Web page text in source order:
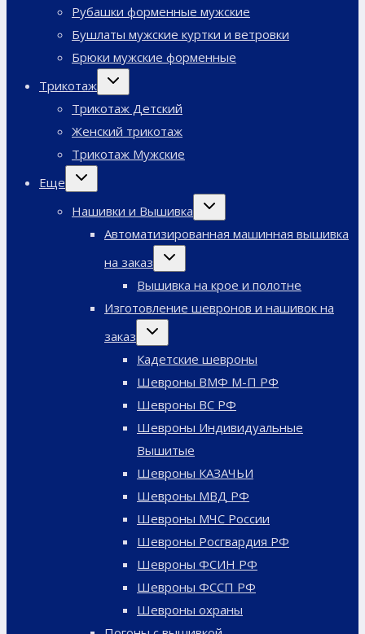
Рубашки форменные мужские
Бушлаты мужские куртки и ветровки
Брюки мужские форменные
Трикотаж
Переключить
Трикотаж Детский
Женский трикотаж
Трикотаж Мужские
Еще
Переключить
Нашивки и Вышивка
Переключить
Автоматизированная машинная вышивка
на заказ
Переключить
Вышивка на крое и полотне
Изготовление шевронов и нашивок на
заказ
Переключить
Кадетские шевроны
Шевроны ВМФ М-П РФ
Шевроны ВС РФ
Шевроны Индивидуальные
Вышитые
Шевроны КАЗАЧЬИ
Шевроны МВД РФ
Шевроны МЧС России
Шевроны Росгвардия РФ
Шевроны ФСИН РФ
Шевроны ФССП РФ
Шевроны охраны